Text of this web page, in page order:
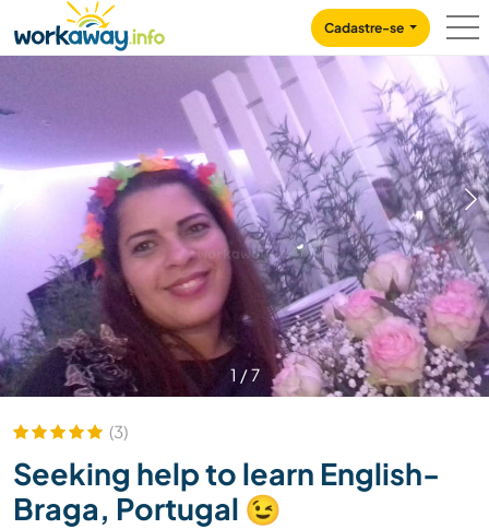
CONTENT
MAIN NAVIGATION
Cadastre-se
1 /7
(3)
Seeking help to learn English-
Braga, Portugal 😉